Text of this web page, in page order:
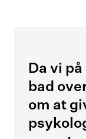
Da vi
bad
om at